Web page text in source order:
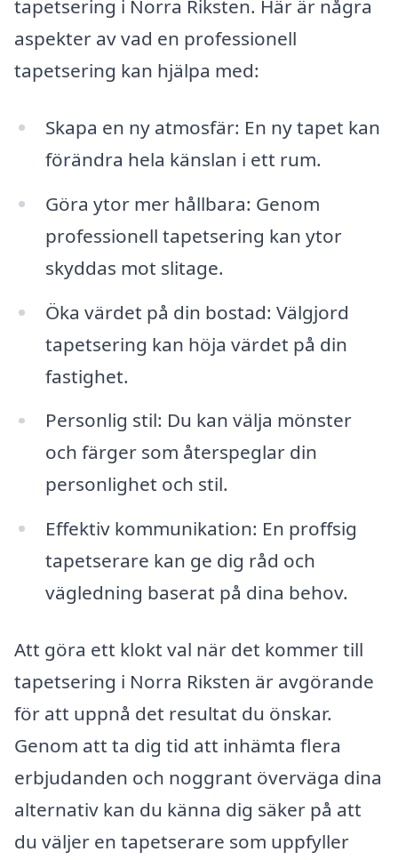
tapetsering i Norra Riksten. Här är några
aspekter av vad en professionell
tapetsering kan hjälpa med:
Skapa en ny atmosfär: En ny tapet kan
förändra hela känslan i ett rum.
Göra ytor mer hållbara: Genom
professionell tapetsering kan ytor
skyddas mot slitage.
Öka värdet på din bostad: Välgjord
tapetsering kan höja värdet på din
fastighet.
Personlig stil: Du kan välja mönster
och färger som återspeglar din
personlighet och stil.
Effektiv kommunikation: En proffsig
tapetserare kan ge dig råd och
vägledning baserat på dina behov.
Att göra ett klokt val när det kommer till
tapetsering i Norra Riksten är avgörande
för att uppnå det resultat du önskar.
Genom att ta dig tid att inhämta flera
erbjudanden och noggrant överväga dina
alternativ kan du känna dig säker på att
du väljer en tapetserare som uppfyller